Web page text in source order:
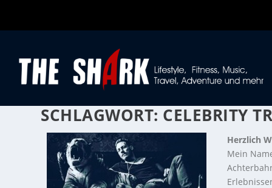
SCHLAGWORT: CELEBRITY
Herzlich
Mein